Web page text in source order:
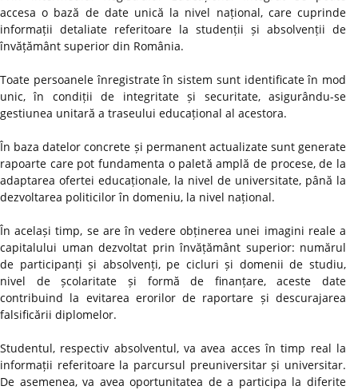
accesa o bază de date unică la nivel național, care cuprinde
informații detaliate referitoare la studenții și absolvenții de
învățământ superior din România.
Toate persoanele înregistrate în sistem sunt identificate în mod
unic, în condiții de integritate și securitate, asigurându-se
gestiunea unitară a traseului educațional al acestora.
În baza datelor concrete și permanent actualizate sunt generate
rapoarte care pot fundamenta o paletă amplă de procese, de la
adaptarea ofertei educaționale, la nivel de universitate, până la
dezvoltarea politicilor în domeniu, la nivel național.
În același timp, se are în vedere obținerea unei imagini reale a
capitalului uman dezvoltat prin învățământ superior: numărul
de participanți și absolvenți, pe cicluri și domenii de studiu,
nivel de școlaritate și formă de finanțare, aceste date
contribuind la evitarea erorilor de raportare și descurajarea
falsificării diplomelor.
Studentul, respectiv absolventul, va avea acces în timp real la
informații referitoare la parcursul preuniversitar și universitar.
De asemenea, va avea oportunitatea de a participa la diferite